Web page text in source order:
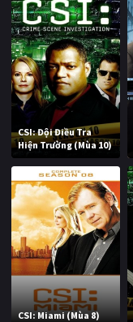
CSI: Đội Điều Tra
Hiện Trường (Mùa 10)
CSI: Miami (Mùa 8)